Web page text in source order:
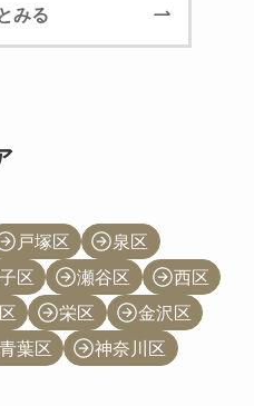
みる
戸塚区
泉区
区 瀬谷区
西区
栄区
金沢区
青葉区 神奈川区